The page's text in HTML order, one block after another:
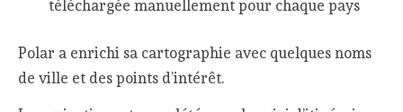
téléchargée manuellement pour chaque pays
Polar a enrichi sa cartographie avec quelques noms
de ville et des points d’intérêt.